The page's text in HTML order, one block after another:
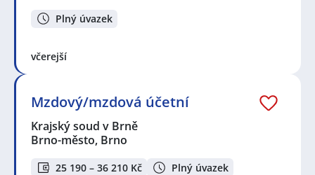
Plný úvazek
včerejší
Mzdový/mzdová účetní
Krajský soud v Brně
Brno-město, Brno
25 190 – 36 210 Kč Plný úvazek